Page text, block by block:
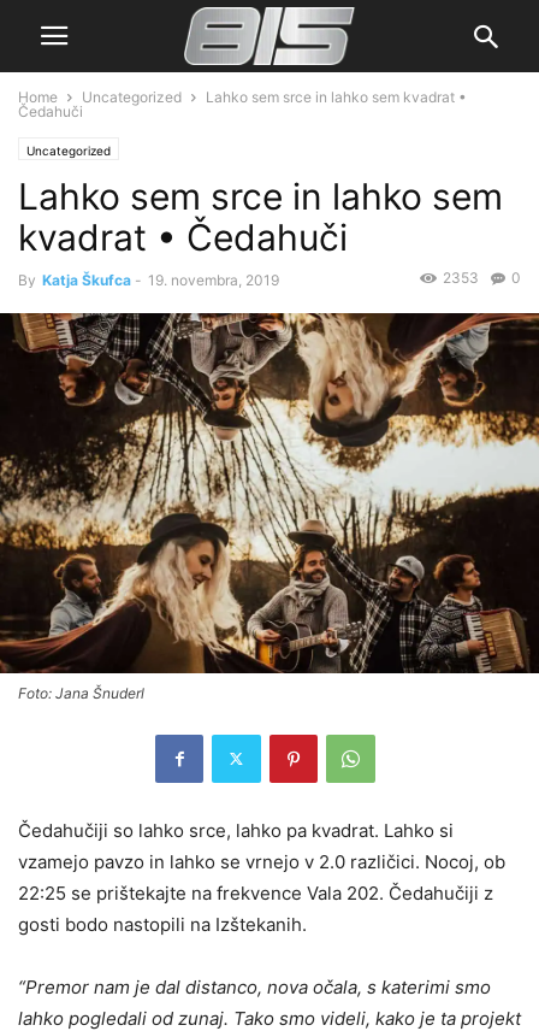
Home Uncategorized
Lahko sem srce in lahko sem kvadrat •
Čedahuči
Uncategorized
Lahko sem srce in lahko sem
kvadrat • Čedahuči
By Katja Škufca - 19. novembra, 2019 0
2353
Foto: Jana Šnuderl
Čedahučiji so lahko srce, lahko pa kvadrat. Lahko si
vzamejo pavzo in lahko se vrnejo v 2.0 različici. Nocoj, ob
22:25 se prištekajte na frekvence Vala 202. Čedahučiji z
gosti bodo nastopili na Izštekanih.
“Premor nam je dal distanco, nova očala, s katerimi smo
lahko pogledali od zunaj. Tako smo videli, kako je ta projekt